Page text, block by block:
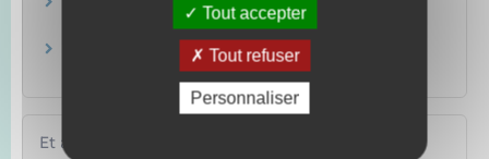
(déclaration, conduite…) ?
Quels véhicules peut-on conduire sans
permis de conduire ?
Et aussi
Tout accepter
Tout refuser
Personnaliser